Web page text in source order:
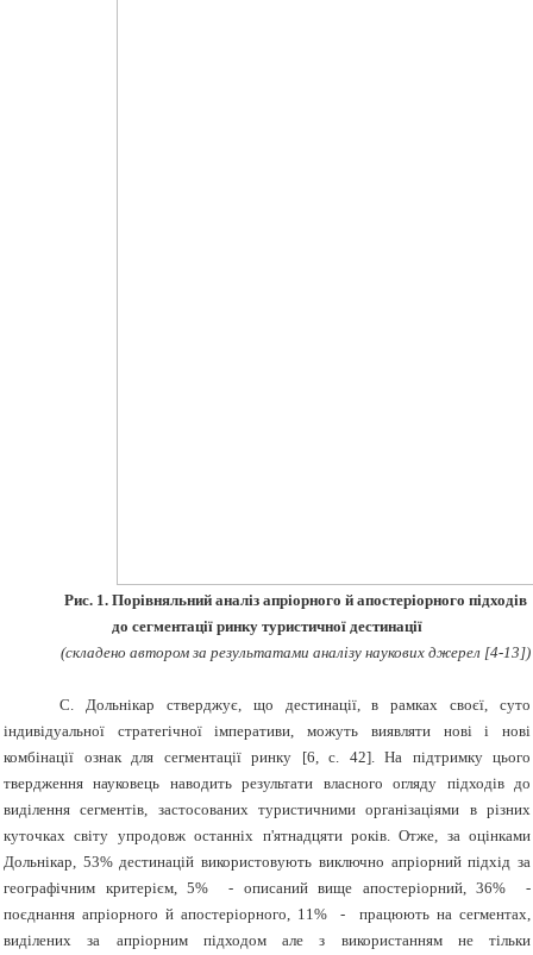
Рис. 1. Порівняльний аналіз апріорного й апостеріорного підходів
до сегментації ринку туристичної дестинації
(складено автором за результатами аналізу наукових джерел [4-13])
С. Дольнікар стверджує, що дестинації, в рамках своєї, суто
індивідуальної стратегічної
імперативи, можуть виявляти нові
і нові
комбінації ознак для сегментаціїринку [6, с. 42]. На підтримку цього
твердження науковець наводить результати власного
огляду підходів до
виділення сегментів, застосованих туристичними організаціями в різних
куточках світу упродовж останніх п'ятнадцяти років. Отже, за оцінками
Дольнікар, 53% дестинацій використовують виключно апріорний підхід за
географічним критерієм, 5% - описаний вище апостеріорний, 36% -
поєднання апріорного й апостеріорного, 11%-
працюють на сегментах,
виділених за апріорним підходом але з використанням не тільки